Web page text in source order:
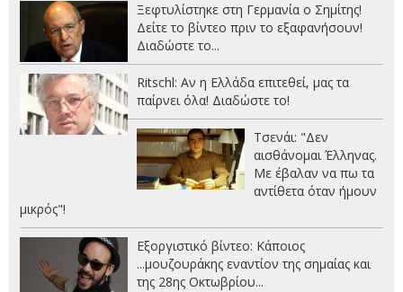
Ξεφτυλίστηκε στη Γερμανία ο Σημίτης!
Δείτε το βίντεο πριν το εξαφανήσουν!
Διαδώστε το...
Ritschl: Αν η Ελλάδα επιτεθεί, μας τα
παίρνει όλα! Διαδώστε το!
Τσενάι: "Δεν
αισθάνομαι Έλληνας.
Με έβαλαν να πω τα
αντίθετα όταν ήμουν
μικρός"!
Εξοργιστικό βίντεο: Κάποιος
...μουζουράκης εναντίον της σημαίας και
της 28ης Οκτωβρίου...